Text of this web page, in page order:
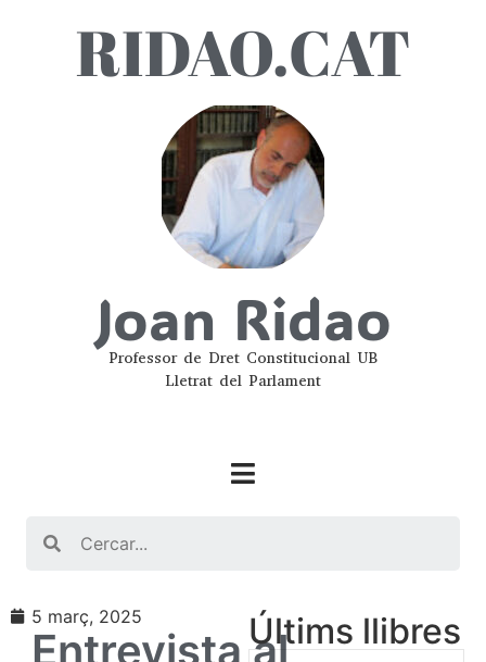
RIDAO.CAT
Joan Ridao
Professor de Dret Constitucional UB
Lletrat del Parlament
5 març, 2025
Entrevista alÚltims llibres